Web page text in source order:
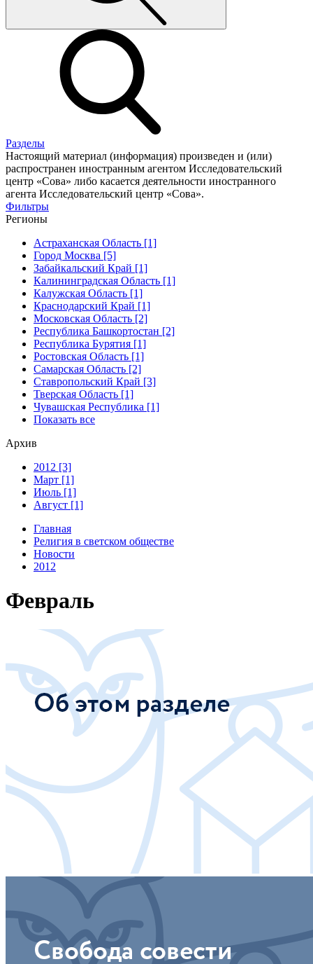
Разделы
Настоящий материал (информация) произведен и (или)
распространен иностранным агентом Исследовательский
центр «Сова» либо касается деятельности иностранного
агента Исследовательский центр «Сова».
Фильтры
Регионы
Астраханская Область [1]
Город Москва [5]
Забайкальский Край [1]
Калининградская Область [1]
Калужская Область [1]
Краснодарский Край [1]
Московская Область [2]
Республика Башкортостан [2]
Республика Бурятия [1]
Ростовская Область [1]
Самарская Область [2]
Ставропольский Край [3]
Тверская Область [1]
Чувашская Республика [1]
Показать все
Архив
2012 [3]
Март [1]
Июль [1]
Август [1]
Главная
Религия в светском обществе
Новости
2012
Февраль